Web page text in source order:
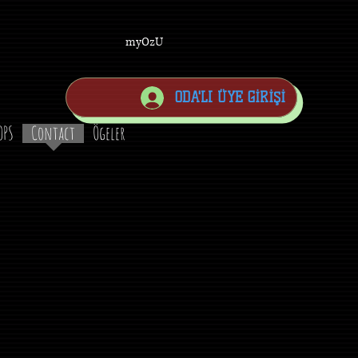
ODA'LI ÜYE GİRİŞİ
myOzU
Contact Ögeler